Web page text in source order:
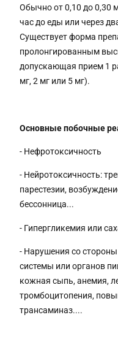
Обычно от 0,10 до 0,30
час до еды или через
Существует форма
пролонгированным
допускающая прием 1
мг, 2 мг или 5 мг).
Основные побочные
- Нефротоксичность
- Нейротоксичность:
парестезии,
бессонница...
- Гипергликемия или
- Нарушения со стороны
системы или органов
кожная сыпь, анемия,
тромбоцитопения,
трансаминаз....